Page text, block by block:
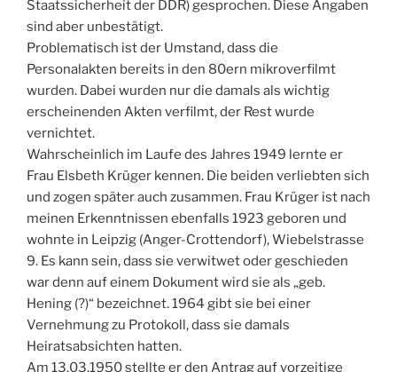
Staatssicherheit der DDR) gesprochen. Diese Angaben
sind aber unbestätigt.
Problematisch ist der Umstand, dass die
Personalakten bereits in den 80ern mikroverfilmt
wurden. Dabei wurden nur die damals als wichtig
erscheinenden Akten verfilmt, der Rest wurde
vernichtet.
Wahrscheinlich im Laufe des Jahres 1949 lernte er
Frau Elsbeth Krüger kennen. Die beiden verliebten sich
und zogen später auch zusammen. Frau Krüger ist nach
meinen Erkenntnissen ebenfalls 1923 geboren und
wohnte in Leipzig (Anger-Crottendorf), Wiebelstrasse
9. Es kann sein, dass sie verwitwet oder geschieden
war denn auf einem Dokument wird sie als „geb.
Hening (?)“ bezeichnet. 1964 gibt sie bei einer
Vernehmung zu Protokoll, dass sie damals
Heiratsabsichten hatten.
Am 13.03.1950 stellte er den Antrag auf vorzeitige